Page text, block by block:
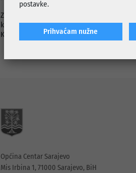
Završetkom ove faze projekta
kvalitetniji pristup, a planirano je da se
Kotromanića.
Općina Centar Sarajevo
Mis Irbina 1, 71000 Sarajevo, BiH
postavke.
Prihvaćam nužne